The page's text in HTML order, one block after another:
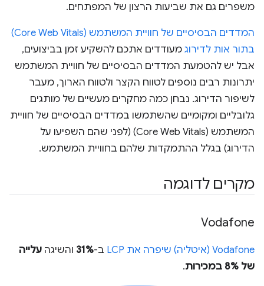
משפרים גם את שביעות הרצון של המפתחים.
המדדים הבסיסיים של חוויית המשתמש (Core Web Vitals)
בתור אות לדירוג מעודדים אתכם להשקיע זמן בביצועים,
אבל יש להטמעת המדדים הבסיסיים של חוויית המשתמש
יתרונות רבים נוספים לטווח הקצר ולטווח הארוך, מעבר
לשיפור הדירוג. נבחן כמה מחקרים מעשיים של מותגים
גלובליים ומקומיים שהשתמשו במדדים הבסיסיים של חוויית
המשתמש (Core Web Vitals) (לפני שהם השפיעו על
הדירוג) בגלל ההתמקדות שלהם בחוויית המשתמש.
מקרים לדוגמה
Vodafone
Vodafone (איטליה) שיפרה את LCP ב-31% והשיגה עלייה
של 8% במכירות
.